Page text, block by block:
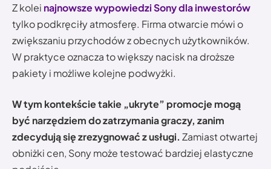
Z kolei najnowsze wypowiedzi Sony dla inwestorów
tylko podkręciły atmosferę. Firma otwarcie mówi o
zwiększaniu przychodów z obecnych użytkowników.
W praktyce oznacza to większy nacisk na droższe
pakiety i możliwe kolejne podwyżki.
W tym kontekście takie „ukryte” promocje mogą
być narzędziem do zatrzymania graczy, zanim
zdecydują się zrezygnować z usługi. Zamiast otwartej
obniżki cen, Sony może testować bardziej elastyczne